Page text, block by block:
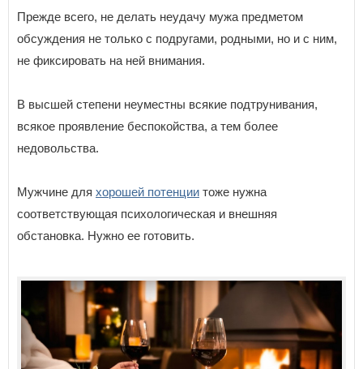
Прежде всего, не делать неудачу мужа предметом
обсуждения не только с подругами, родными, но и с ним,
не фиксировать на ней внимания.
В высшей степени неуместны всякие подтрунивания,
всякое проявление беспокойства, а тем более
недовольства.
Мужчине для хорошей потенции тоже нужна
соответствующая психологическая и внешняя
обстановка. Нужно ее готовить.